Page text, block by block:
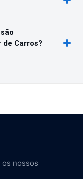
de Carros?
os nossos